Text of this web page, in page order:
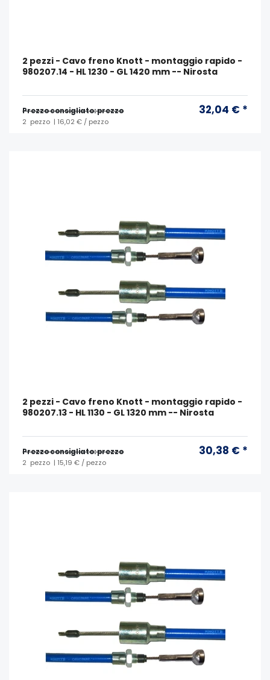
2 pezzi - Cavo freno Knott - montaggio rapido -
980207.14 - HL 1230 - GL 1420 mm -- Nirosta
Prezzo consigliato: prezzo 32,04 € *
2 pezzo | 16,02 € / pezzo
2 pezzi - Cavo freno Knott - montaggio rapido -
980207.13 - HL 1130 - GL 1320 mm -- Nirosta
Prezzo consigliato: prezzo 30,38 € *
2 pezzo | 15,19 € / pezzo